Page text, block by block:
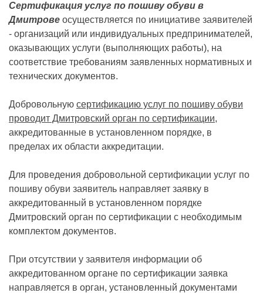
Сертификация услуг по пошиву обуви в
Дмитрове осуществляется по инициативе заявителей
- организаций или индивидуальных предпринимателей,
оказывающих услуги (выполняющих работы), на
соответствие требованиям заявленных нормативных и
технических документов.
Добровольную сертификацию услуг по пошиву обуви
проводит Дмитровский орган по сертификации,
аккредитованные в установленном порядке, в
пределах их области аккредитации.
Для проведения добровольной сертификации услуг по
пошиву обуви заявитель направляет заявку в
аккредитованный в установленном порядке
Дмитровский орган по сертификации с необходимым
комплектом документов.
При отсутствии у заявителя информации об
аккредитованном органе по сертификации заявка
направляется в орган, установленный документами